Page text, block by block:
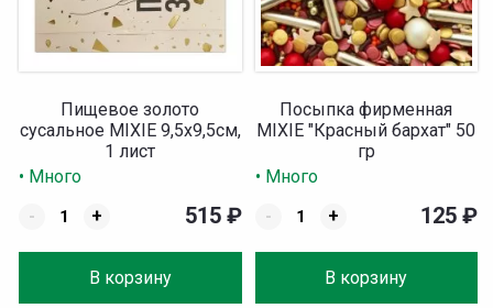
Пищевое золото
сусальное MIXIE 9,5х9,5см,
1 лист
• Много
-
+
В корзину
515 ₽
Посыпка фирменная
MIXIE "Красный бархат" 50
гр
• Много
-
+
В корзину
125 ₽